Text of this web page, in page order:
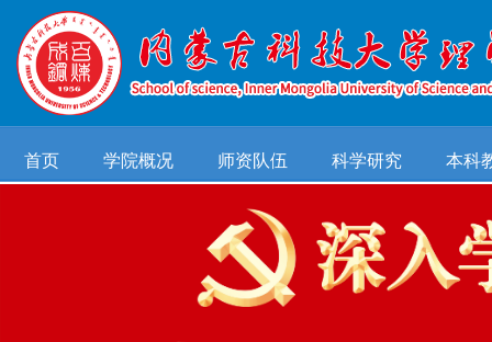
首页 学院概况 师资队伍 科学研究 本科